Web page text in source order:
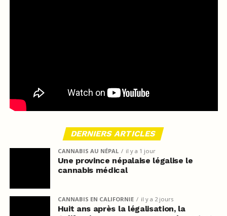
DERNIERS ARTICLES
CANNABIS AU NÉPAL il y a 1 jour
Une province népalaise légalise le
cannabis médical
CANNABIS EN CALIFORNIE il y a 2 jours
Huit ans après la légalisation, la